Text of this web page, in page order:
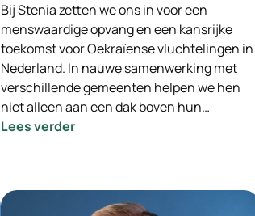
Bij Stenia zetten we ons in voor een
menswaardige opvang en een kansrijke
toekomst voor Oekraïense vluchtelingen in
Nederland. In nauwe samenwerking met
verschillende gemeenten helpen we hen
niet alleen aan een dak boven hun…
Lees verder: